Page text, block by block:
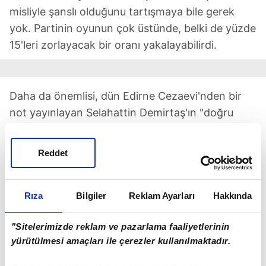
Rıza Bilgiler Reklam Ayarları Hakkında
"Sitelerimizde reklam ve pazarlama faaliyetlerinin
yürütülmesi amaçları ile çerezler kullanılmaktadır.
Reddet
misliyle şanslı olduğunu tartışmaya bile gerek
yok. Partinin oyunun çok üstünde, belki de yüzde
15'leri zorlayacak bir oranı yakalayabilirdi.
Daha da önemlisi, dün Edirne Cezaevi'nden bir
not yayınlayan Selahattin Demirtaş'ın "doğru
yaratabilirdi. DEM'i stepne pozisyonundan
uzaklaştırabilirdi.
Olmadı.
Kandil, her seferinde DEM'in meşruiyet kaynağı
olarak gösterilen 5 milyona yakın seçmenin
iradesine yine ambargo koydu.